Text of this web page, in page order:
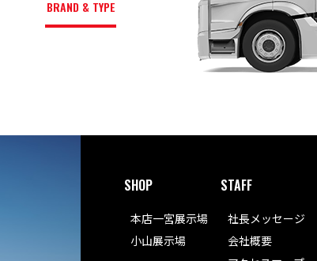
BRAND & TYPE
SHOP
本店一宮展示場
小山展示場
STAFF
社長メッセージ
会社概要